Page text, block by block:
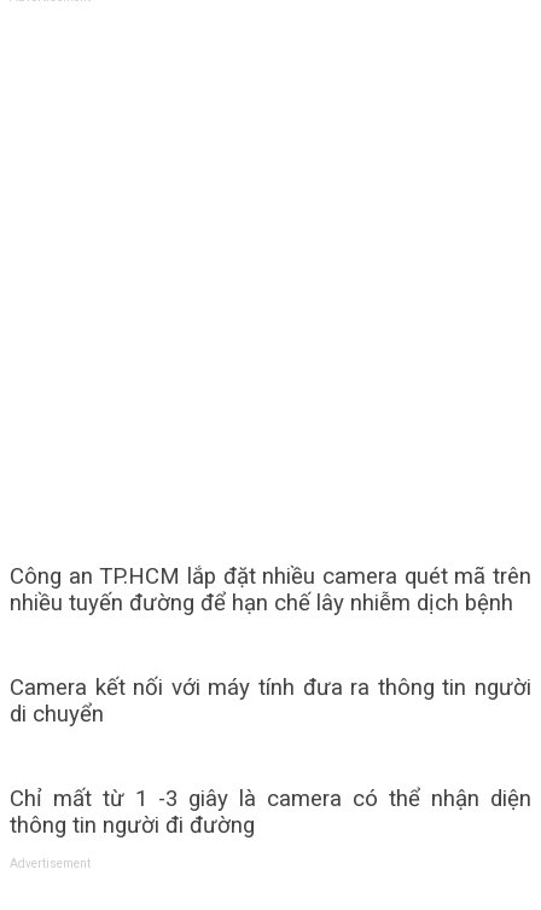
Công an TP.HCM lắp đặt nhiều camera quét mã trên
nhiều tuyến đường để hạn chế lây nhiễm dịch bệnh
Camera kết nối với máy tính đưa ra thông tin người
di chuyển
Chỉ mất từ 1 -3 giây là camera có thể nhận diện
thông tin người đi đường
Advertisement